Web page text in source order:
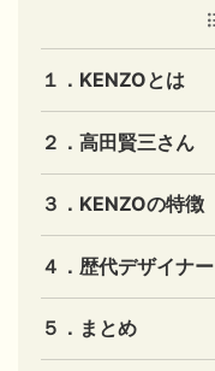
１．KENZOとは
２．高田賢三さん
３．KENZOの特徴
４．歴代デザイナー
５．まとめ